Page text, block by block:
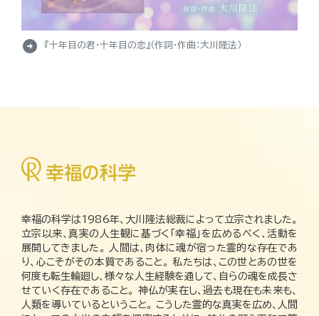
arrow_circle_right 『十年目の君・十年目の恋』（作詞・作曲：大川隆法）
幸福の科学は1986年、大川隆法総裁によって立宗されました。
立宗以来、真実の人生観に基づく「幸福」を広めるべく、活動を
展開してきました。 人間は、肉体に魂が宿った霊的な存在であ
り、心こそがその本質であること。 私たちは、この世とあの世を
何度も転生輪廻し、様々な人生経験を通して、自らの魂を成長さ
せていく存在であること。 神仏が実在し、過去も現在も未来も、
人類を導いているということ。 こうした霊的な真実を広め、人間